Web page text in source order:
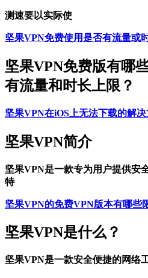
测速要以实际使
坚果VPN免费使用是否有流量或
坚果VPN免费版有哪
有流量和时长上限？
坚果VPN在iOS上无法下载的解
坚果VPN简介
坚果VPN是一款专为用户提供安
特
坚果VPN的免费VPN版本有哪些
坚果VPN是什么？
坚果VPN是一款安全便捷的网络工